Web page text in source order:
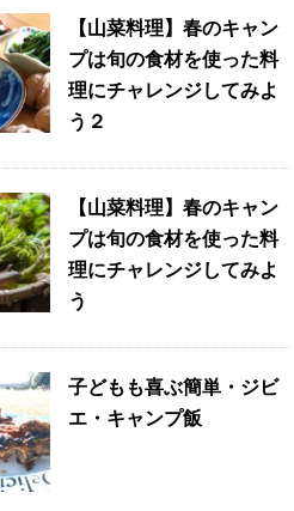
【山菜料理】春のキャン
プは旬の食材を使った料
理にチャレンジしてみよ
う２
【山菜料理】春のキャン
プは旬の食材を使った料
理にチャレンジしてみよ
う
子どもも喜ぶ簡単・ジビ
エ・キャンプ飯